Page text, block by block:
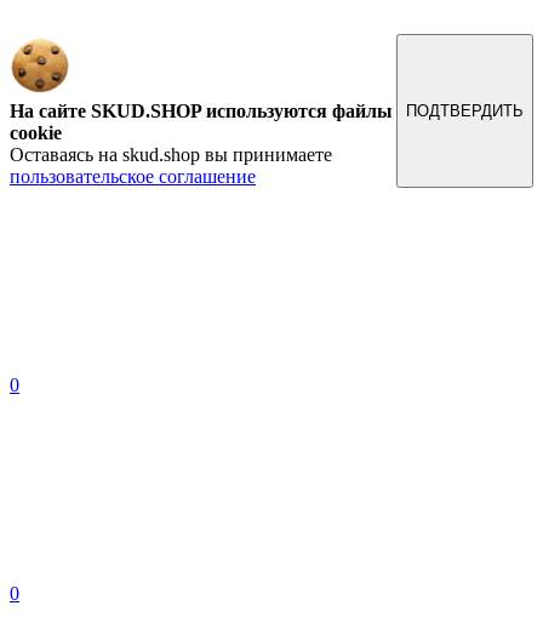
На сайте SKUD.SHOP используются файлы
cookie
Оставаясь на skud.shop вы принимаете
пользовательское соглашение
ПОДТВЕРДИТЬ
0
0